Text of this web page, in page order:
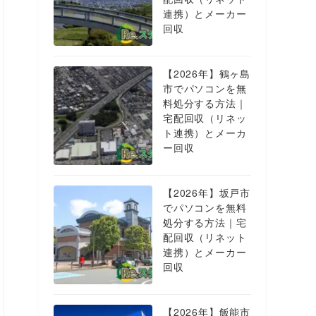
連携）とメーカー
回収
【2026年】鶴ヶ島
市でパソコンを無
料処分する方法｜
宅配回収（リネッ
ト連携）とメーカ
ー回収
【2026年】坂戸市
でパソコンを無料
処分する方法｜宅
配回収（リネット
連携）とメーカー
回収
【2026年】飯能市